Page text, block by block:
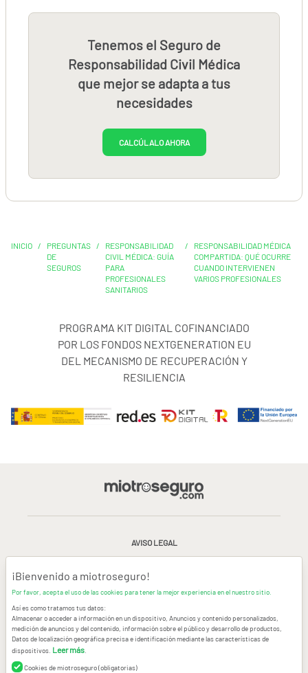
Tenemos el Seguro de
Responsabilidad Civil Médica
que mejor se adapta a tus
necesidades
CALCÚLALO AHORA
INICIO /
PREGUNTAS
DE
SEGUROS
/
RESPONSABILIDAD
CIVIL MÉDICA: GUÍA
PARA
PROFESIONALES
SANITARIOS
/
RESPONSABILIDAD MÉDICA
COMPARTIDA: QUÉ OCURRE
CUANDO INTERVIENEN
VARIOS PROFESIONALES
PROGRAMA KIT DIGITAL COFINANCIADO
POR LOS FONDOS NEXTGENERATION EU
DEL MECANISMO DE RECUPERACIÓN Y
RESILIENCIA
AVISO LEGAL
CONDICIONES GENERALES DE USO
CONTACTAR
© Copyright miotroseguro.com 2026. Todos los derechos reservados
Images designed byFreepik
¡Bienvenido a miotroseguro!
Por favor, acepta el uso de las cookies para tener la mejor experiencia en el nuestro sitio.
Así es como tratamos tus datos:
Almacenar o acceder a información en un dispositivo, Anuncios y contenido personalizados,
medición de anuncios y del contenido, información sobre el público y desarrollo de productos,
Datos de localización geográfica precisa e identificación mediante las características de
dispositivos. Leer más
Cookies de miotroseguro (obligatorias)